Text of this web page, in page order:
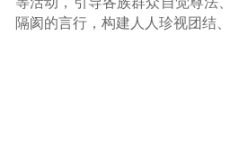
隔阂的言行，构建人人珍视团结